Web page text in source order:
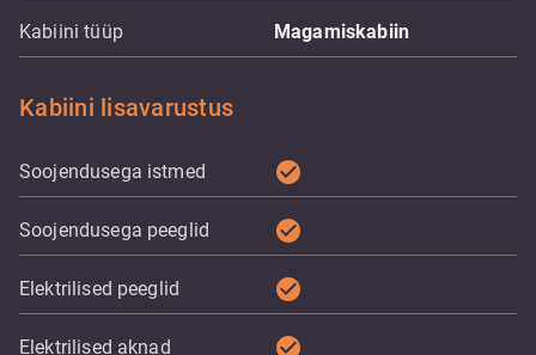
Kabiini tüüp Magamiskabiin
Kabiini lisavarustus
Soojendusega istmed check_circle
Soojendusega peeglid check_circle
Elektrilised peeglid check_circle
Elektrilised aknad check_circle